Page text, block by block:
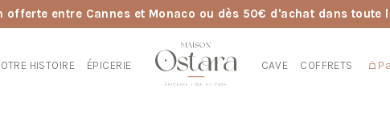
offerte entre Cannes et Monaco ou dès 50€ d'achat dans toute
HISTOIRE ÉPICERIE CAVE COFFRETS